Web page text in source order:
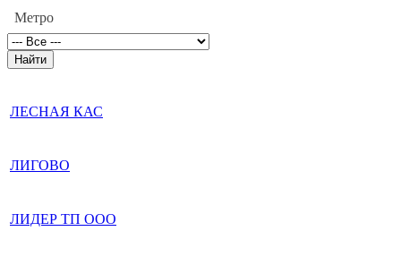
Метро
ЛЕСНАЯ КАС
ЛИГОВО
ЛИДЕР ТП ООО